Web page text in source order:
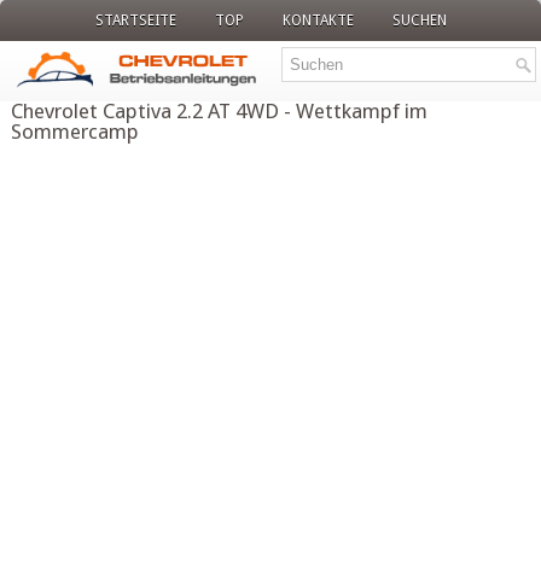
STARTSEITE TOP KONTAKTE SUCHEN
Chevrolet Captiva 2.2 AT 4WD - Wettkampf im
Sommercamp